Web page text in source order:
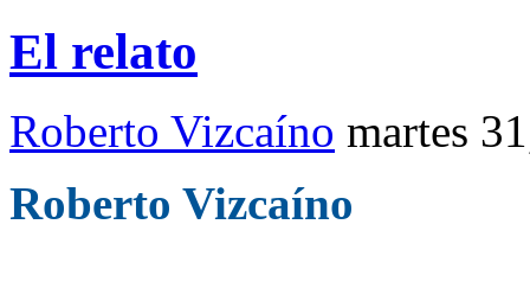
El relato
Roberto Vizcaíno martes
Roberto Vizcaíno